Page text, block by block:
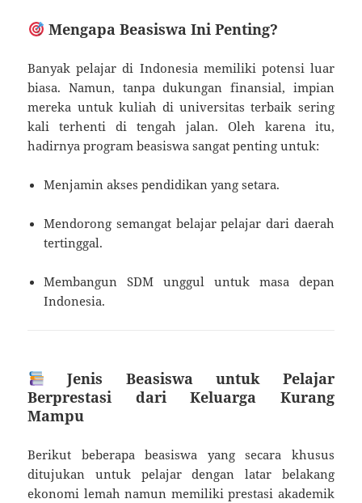
Mengapa Beasiswa Ini Penting?
Banyak pelajar di Indonesia memiliki potensi luar
biasa. Namun, tanpa dukungan finansial, impian
mereka untuk kuliah di universitas terbaik sering
kali terhenti di tengah jalan. Oleh karena itu,
hadirnya program beasiswa sangat penting untuk:
Menjamin akses pendidikan yang setara.
Mendorong semangat belajar pelajar dari daerah
tertinggal.
Membangun SDM unggul untuk masa depan
Indonesia.
Jenis Beasiswa untuk Pelajar
Berprestasi dari Keluarga Kurang
Mampu
Berikut beberapa beasiswa yang secara khusus
ditujukan untuk pelajar dengan latar belakang
ekonomi lemah namun memiliki prestasi akademik